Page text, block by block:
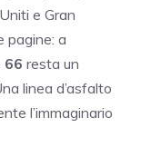
e Gran
pagine: a
66 resta un
linea d’asfalto
l’immaginario